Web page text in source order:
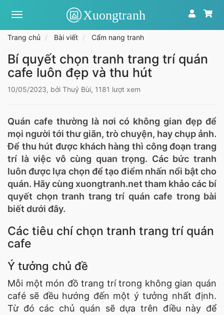
Xưởng
quốc
Tranh
treo
tường
theo
Trang chủ Bài viết Cẩm nang tranh
Bí quyết chọn tranh trang trí quán
cafe luôn đẹp và thu hút
10/05/2023, bởi Thuỷ Bùi, 1181 lượt xem
Quán cafe thường là nơi có không gian đẹp để
mọi người tới thư giãn, trò chuyện, hay chụp ảnh.
Để thu hút được khách hàng thì công đoạn trang
trí là việc vô cùng quan trọng. Các bức tranh
luôn được lựa chọn để tạo điểm nhấn nổi bật cho
quán. Hãy cùng xuongtranh.net tham khảo các bí
quyết chọn tranh trang trí quán cafe trong bài
biết dưới đây.
Các tiêu chí chọn tranh trang trí quán
cafe
Ý tưởng chủ đề
Mỗi một món đồ trang trí trong không gian quán
café sẽ đều hướng đến một ý tưởng nhất định.
Từ đó các chủ quán sẽ dựa trên điều này để